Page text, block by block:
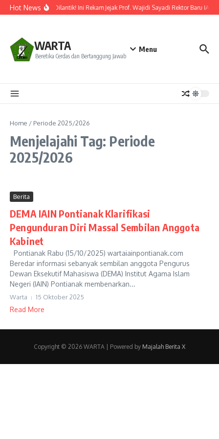
Lewati ke konten
Hot NewsResmi Dilantik! Ini Rekam Jejak Prof. Wajidi Sayadi Rektor Baru IAIN
WARTA
Beretika Cerdas dan Bertanggung Jawab
Menu
Home / Periode 2025/2026
Menjelajahi Tag: Periode
2025/2026
Berita
DEMA IAIN Pontianak Klarifikasi
Pengunduran Diri Massal Sembilan Anggota
Kabinet
Pontianak Rabu (15/10/2025) wartaiainpontianak.com
Beredar informasi sebanyak sembilan anggota Pengurus
Dewan Eksekutif Mahasiswa (DEMA) Institut Agama Islam
Negeri (IAIN) Pontianak membenarkan...
Warta 15 Oktober 2025
Read More
Copyright © 2026 WARTA | Powered by Majalah Berita X